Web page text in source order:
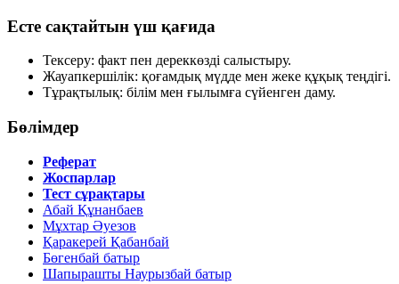
Есте сақтайтын үш қағида
Тексеру: факт пен дереккөзді салыстыру.
Жауапкершілік: қоғамдық мүдде мен жеке құқық теңдігі.
Тұрақтылық: білім мен ғылымға сүйенген даму.
Бөлімдер
Реферат
Жоспарлар
Тест сұрақтары
Абай Құнанбаев
Мұхтар Әуезов
Қаракерей Қабанбай
Бөгенбай батыр
Шапырашты Наурызбай батыр